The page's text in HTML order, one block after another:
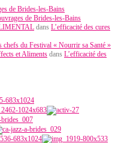
de Brides-les-Bains
de Brides-les-Bains
dans L’efficacité des cures
chefs du Festival « Nourrir sa Santé »
et Aliments dans L’efficacité des